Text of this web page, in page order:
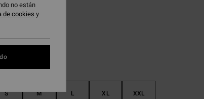
S M L XL XXL
no están
de cookies y